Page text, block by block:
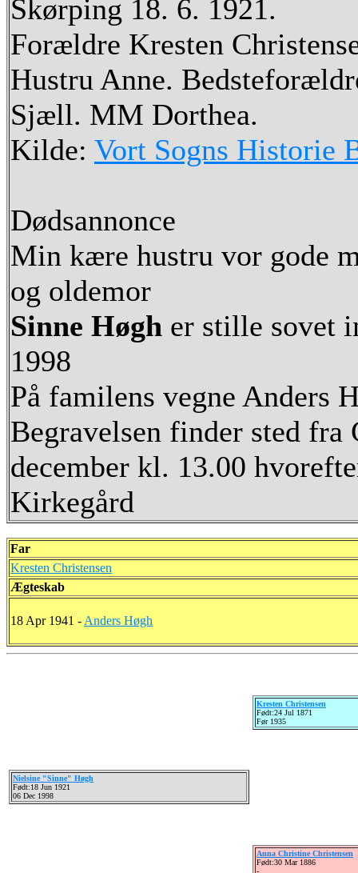
Skørping 18. 6. 1921.
Forældre Kresten
Hustru Anne.
Sjæll. MM Dorthea.
Kilde: Vort Sogns Historie
Dødsannonce
Min kære hustru vor gode
og oldemor
Sinne Høgh er stille sovet
1998
På familens vegne Anders
Begravelsen finder sted fra
december kl. 13.00
Kirkegård
Far
Kresten Christensen
Ægteskab
18 Apr 1941 - Anders Høgh
Nielsine "Sinne" Høgh
Født:18 Jun 1921
06 Dec 1998
Kresten Christensen
Født:24 Jul 1871
Før 1935
Anna Christine Christensen
Født:30 Mar 1886
-